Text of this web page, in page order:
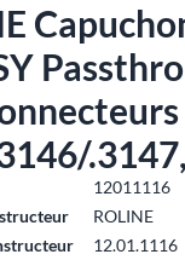
12011116
ROLINE
12.01.1116